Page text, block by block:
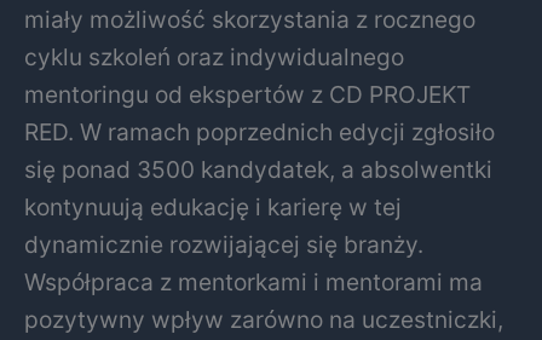
miały możliwość skorzystania z rocznego
cyklu szkoleń oraz indywidualnego
mentoringu od ekspertów z CD PROJEKT
RED. W ramach poprzednich edycji zgłosiło
się ponad 3500 kandydatek, a absolwentki
kontynuują edukację i karierę w tej
dynamicznie rozwijającej się branży.
Współpraca z mentorkami i mentorami ma
pozytywny wpływ zarówno na uczestniczki,